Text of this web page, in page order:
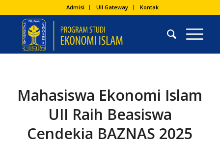
Admisi UII Gateway Kontak
Mahasiswa Ekonomi Islam
UII Raih Beasiswa
Cendekia BAZNAS 2025